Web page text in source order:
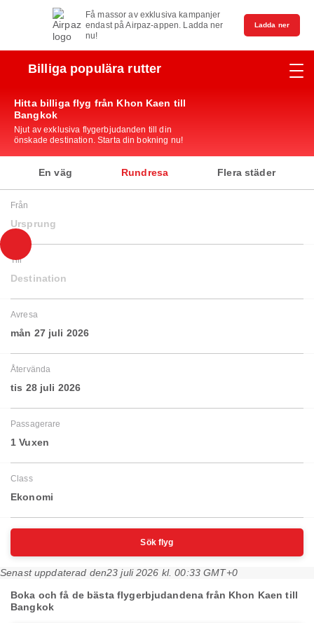
Få massor av exklusiva kampanjer
endast på Airpaz-appen. Ladda ner
nu!
Ladda ner
Billiga populära rutter
Hitta billiga flyg från Khon Kaen till
Bangkok
Njut av exklusiva flygerbjudanden till din
önskade destination. Starta din bokning nu!
En väg Rundresa Flera städer
Från
Ursprung
Till
Destination
Avresa
mån 27 juli 2026
Återvända
tis 28 juli 2026
Passagerare
1 Vuxen
Class
Ekonomi
Sök flyg
Senast uppdaterad den23 juli 2026 kl. 00:33 GMT+0
Boka och få de bästa flygerbjudandena från Khon Kaen till
Bangkok